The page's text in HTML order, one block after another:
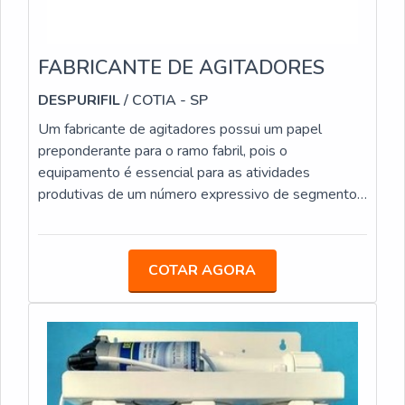
FABRICANTE DE AGITADORES
DESPURIFIL/ COTIA - SP
Um fabricante de agitadores possui um papel
preponderante para o ramo fabril, pois o
equipamento é essencial para as atividades
produtivas de um número expressivo de segmento
Farmacêuticas; Papel e Celulose; Automobilísticas;
Indústrias da área de bebidas; Siderurgias.Contar
com uma fabricante para agitadores é fundamental
para que as empresas tenham acesso a diversos
modelos do equipamento, que tem
COTAR AGORA